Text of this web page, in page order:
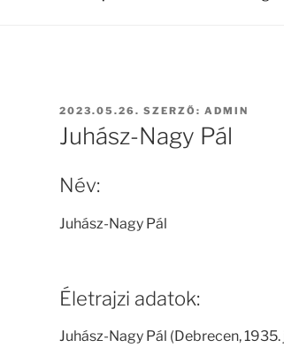
BEKÜLDVE:
2023.05.26. SZERZŐ: ADMIN
Juhász-Nagy Pál
Név:
Juhász-Nagy Pál
Életrajzi adatok:
Juhász-Nagy Pál (Debrecen,